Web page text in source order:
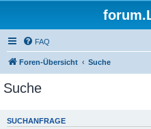
FAQ
Foren-Übersicht Suche
Suche
SUCHANFRAGE